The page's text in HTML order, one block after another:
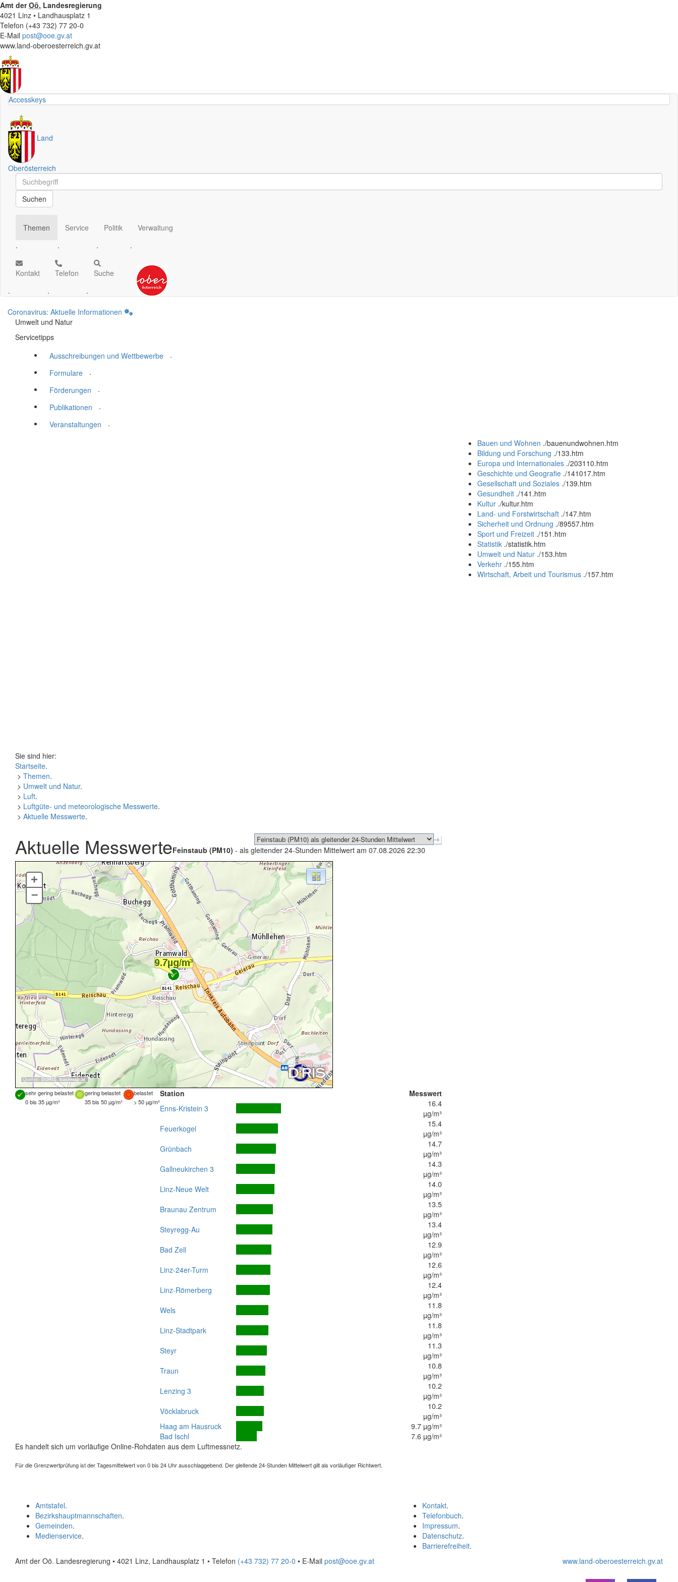
Amt derOö. Landesregierung
4021 Linz • Landhausplatz 1
Telefon (+43 732) 77 20-0
E-Mail post@ooe.gv.at
www.land-oberoesterreich.gv.at
Accesskeys
Land
Oberösterreich
Schnellsuche
Schnellsuche
Suchen
Themen
.
Service
.
Politik
.
Verwaltung
.
Kontakt
.
Telefon
.
Suche
.
Coronavirus: Aktuelle Informationen
Umwelt und Natur
Servicetipps
Ausschreibungen und Wettbewerbe
.
Formulare
.
Förderungen
.
Publikationen
.
Veranstaltungen
.
Bauen und Wohnen ./bauenundwohnen.htm
Bildung und Forschung ./133.htm
Europa und Internationales ./203110.htm
Geschichte und Geografie ./141017.htm
Gesellschaft und Soziales ./139.htm
Gesundheit ./141.htm
Kultur ./kultur.htm
Land- und Forstwirtschaft ./147.htm
Sicherheit und Ordnung ./89557.htm
Sport und Freizeit ./151.htm
Statistik ./statistik.htm
Umwelt und Natur ./153.htm
Verkehr ./155.htm
Wirtschaft, Arbeit und Tourismus ./157.htm
Sie sind hier:
Startseite.
> Themen.
> Umwelt und Natur.
> Luft.
> Luftgüte- und meteorologische Messwerte.
> Aktuelle Messwerte.
Aktuelle MesswerteFeinstaub (PM10) - als gleitender 24-Stunden Mittelwert am 07.08.2026 22:30
Quellen: DORIS, basemap.at
+
–
sehr gering belastet gering belastet
belastet
0 bis 35 µg/m³
35 bis 50 µg/m³ > 50 µg/m³
Station
Messwert
Enns-Kristein 3
16.4
µg/m³
Feuerkogel
15.4
µg/m³
Grünbach
14.7
µg/m³
Gallneukirchen 3
14.3
µg/m³
Linz-Neue Welt
14.0
µg/m³
Braunau Zentrum
13.5
µg/m³
Steyregg-Au
13.4
µg/m³
Bad Zell
12.9
µg/m³
Linz-24er-Turm
12.6
µg/m³
Linz-Römerberg
12.4
µg/m³
Wels
11.8
µg/m³
Linz-Stadtpark
11.8
µg/m³
Steyr
11.3
µg/m³
Traun
10.8
µg/m³
Lenzing 3
10.2
µg/m³
Vöcklabruck
10.2
µg/m³
Haag am Hausruck
9.7 µg/m³
Bad Ischl
7.6 µg/m³
Es handelt sich um vorläufige Online-Rohdaten aus dem Luftmessnetz.
Für die Grenzwertprüfung ist der Tagesmittelwert von 0 bis 24 Uhr ausschlaggebend. Der gleitende 24-Stunden Mittelwert gilt als vorläufiger Richtwert.
Kontakt.
Telefonbuch.
Impressum.
Datenschutz.
Barrierefreiheit.
Amtstafel.
Bezirkshauptmannschaften.
Gemeinden.
Medienservice.
Amt der Oö. Landesregierung • 4021 Linz, Landhausplatz 1 • Telefon (+43 732) 77 20-0 • E-Mail post@ooe.gv.at www.land-oberoesterreich.gv.at